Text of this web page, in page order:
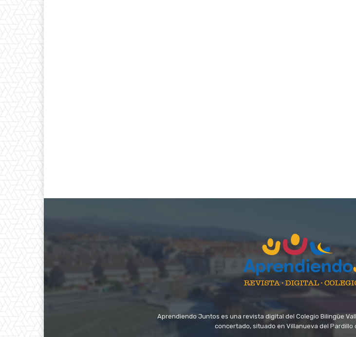
Aprendiendo Juntos es una revista digital del Colegio Bilingüe
concertado, situado en Villanueva del Pardillo